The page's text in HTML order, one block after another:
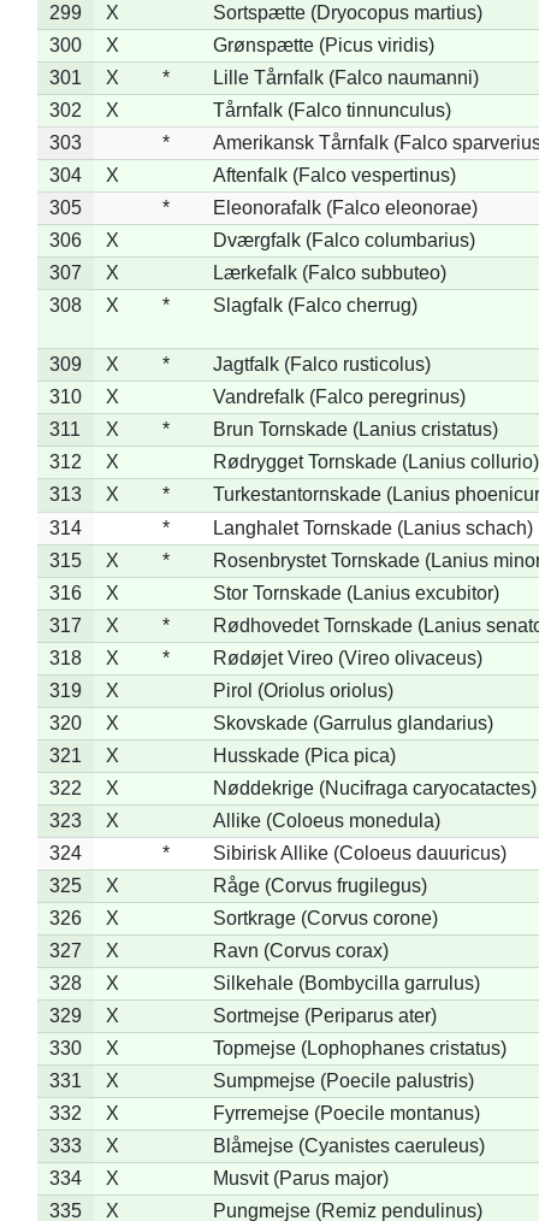
299
X
Sortspætte (Dryocopus martius)
300
X
Grønspætte (Picus viridis)
301
X *
Lille Tårnfalk (Falco naumanni)
302
X
Tårnfalk (Falco tinnunculus)
303
*
Amerikansk Tårnfalk (Falco
304
X
Aftenfalk (Falco vespertinus)
305
*
Eleonorafalk (Falco eleonorae)
306
X
Dværgfalk (Falco columbarius)
307
X
Lærkefalk (Falco subbuteo)
308
X * Slagfalk (Falco cherrug)
309 X *
Jagtfalk (Falco rusticolus)
310
X
Vandrefalk (Falco peregrinus)
311
X *
Brun Tornskade (Lanius cristatus)
312
X
Rødrygget Tornskade (Lanius collurio)
313
X *
Turkestantornskade (Lanius
314
*
Langhalet Tornskade (Lanius schach)
315
X *
Rosenbrystet Tornskade (Lanius
316
X
Stor Tornskade (Lanius excubitor)
317
X *
Rødhovedet Tornskade (Lanius
318
X *
Rødøjet Vireo (Vireo olivaceus)
319
X
Pirol (Oriolus oriolus)
320
X
Skovskade (Garrulus glandarius)
321
X
Husskade (Pica pica)
322
X
Nøddekrige (Nucifraga caryocatactes)
323
X
Allike (Coloeus monedula)
324
*
Sibirisk Allike (Coloeus dauuricus)
325
X
Råge (Corvus frugilegus)
326
X
Sortkrage (Corvus corone)
327
X
Ravn (Corvus corax)
328
X
Silkehale (Bombycilla garrulus)
329
X
Sortmejse (Periparus ater)
330
X
Topmejse (Lophophanes cristatus)
331
X
Sumpmejse (Poecile palustris)
332
X
Fyrremejse (Poecile montanus)
333
X
Blåmejse (Cyanistes caeruleus)
334
X
Musvit (Parus major)
335
X Pungmejse (Remiz pendulinus)